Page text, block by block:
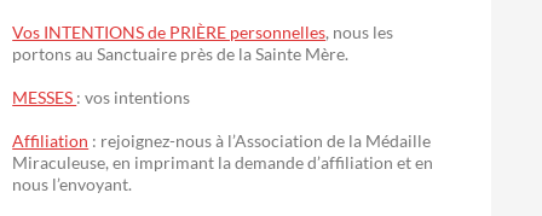
Vos INTENTIONS de PRIÈRE personnelles, nous les
portons au Sanctuaire près de la Sainte Mère.
MESSES : vos intentions
Affiliation : rejoignez-nous à l’Association de la Médaille
Miraculeuse, en imprimant la demande d’affiliation et en
nous l’envoyant.